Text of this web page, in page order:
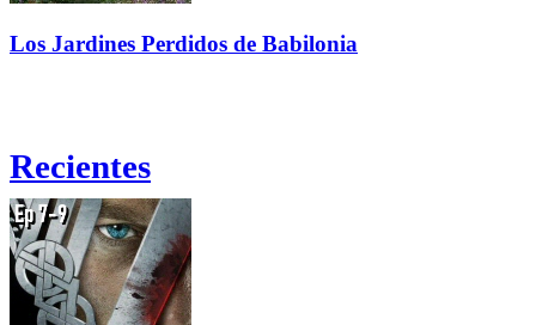
Los Jardines Perdidos de Babilonia
Recientes